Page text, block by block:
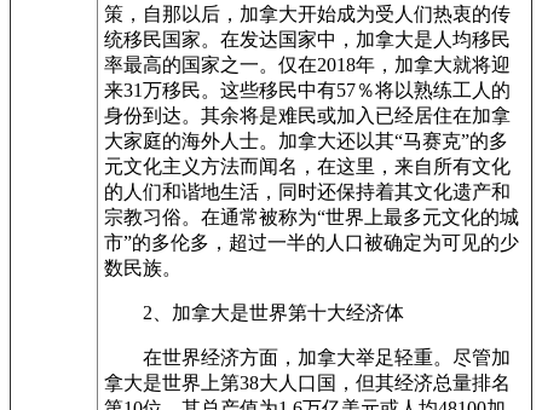
策，自那以后，加拿大开始成为受人们热衷的传
统移民国家。在发达国家中，加拿大是人均移民
率最高的国家之一。仅在2018年，加拿大就将迎
来31万移民。这些移民中有57％将以熟练工人的
身份到达。其余将是难民或加入已经居住在加拿
大家庭的海外人士。加拿大还以其“马赛克”的多
元文化主义方法而闻名，在这里，来自所有文化
的人们和谐地生活，同时还保持着其文化遗产和
宗教习俗。在通常被称为“世界上最多元文化的城
市”的多伦多，超过一半的人口被确定为可见的少
数民族。
2、加拿大是世界第十大经济体
在世界经济方面，加拿大举足轻重。尽管加
拿大是世界上第38大人口国，但其经济总量排名